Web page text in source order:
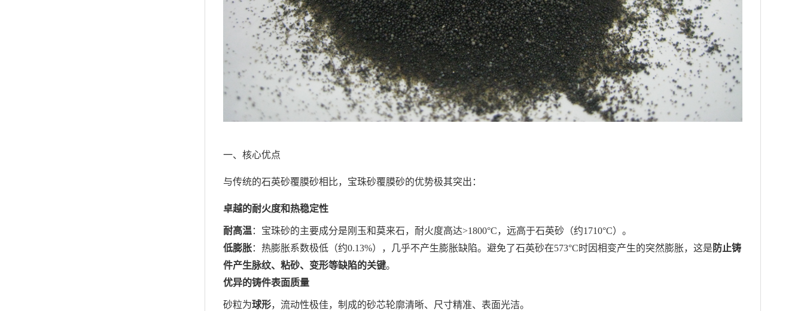
一、核心优点
与传统的石英砂覆膜砂相比，宝珠砂覆膜砂的优势极其突出：
卓越的耐火度和热稳定性
耐高温 ：宝珠砂的主要成分是刚玉和莫来石，耐火度高达>1800°C，远高于石英砂（约1710°C）。
低膨胀：热膨胀系数极低（约0.13%），几乎不产生膨胀缺陷。避免了石英砂在573°C时因相变产生的突然膨胀，这是 防止铸
件产生脉纹、粘砂、变形等缺陷的关键。
优异的铸件表面质量
砂粒为球形，流动性极佳，制成的砂芯轮廓清晰、尺寸精准、表面光洁。